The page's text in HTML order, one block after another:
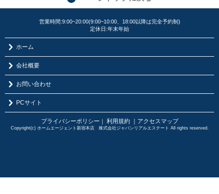
営業時間:9:00~20:00(9:00~10:00、18:00以降は完全予約制)
定休日:年末年始
ホーム
会社概要
お問い合わせ
PCサイト
プライバシーポリシー ｜ 利用規約 ｜アクセスマップ
Copyright(c) ホームエージェント新宿本店 株式会社ジャパンリアルエステート All rights reserved.